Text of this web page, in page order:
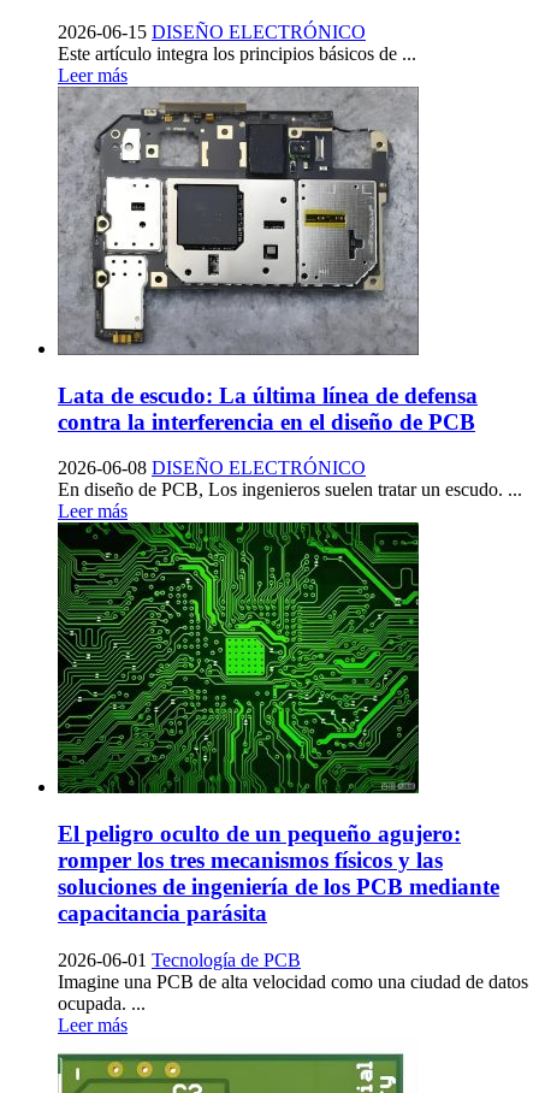
2026-06-15 DISEÑO ELECTRÓNICO
Este artículo integra los principios básicos de ...
Leer más
Lata de escudo: La última línea de defensa
contra la interferencia en el diseño de PCB
2026-06-08 DISEÑO ELECTRÓNICO
En diseño de PCB, Los ingenieros suelen tratar un escudo. ...
Leer más
El peligro oculto de un pequeño agujero:
romper los tres mecanismos físicos y las
soluciones de ingeniería de los PCB mediante
capacitancia parásita
2026-06-01 Tecnología de PCB
Imagine una PCB de alta velocidad como una ciudad de datos
ocupada. ...
Leer más